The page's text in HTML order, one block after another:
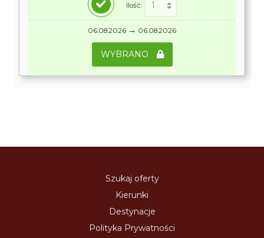
Ilość:
06.08.2026 → 06.08.2026
WYBRANO
Szukaj oferty
Kierunki
Destynacje
Polityka Prywatności